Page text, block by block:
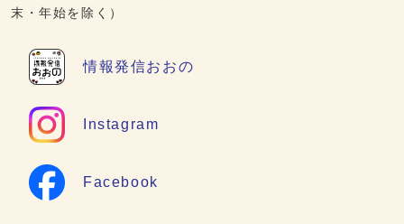
末・年始を除く）
情報発信おおの
Instagram
Facebook